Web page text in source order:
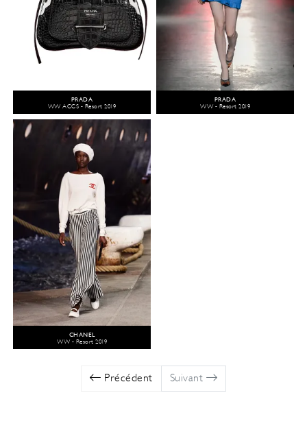
PRADA
WW ACCS - Resort 2019
PRADA
WW - Resort 2019
CHANEL
WW - Resort 2019
Précédent Suivant